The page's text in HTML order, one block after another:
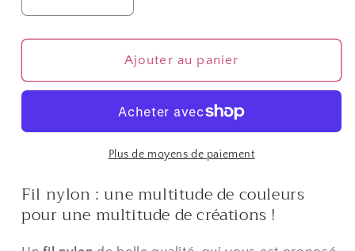
la
quantité
Fil
mm
shamballa
écheveau
la
quantité
de
Fil
1
mm
pour
shamballa
écheveau
Ajouter au panier
Plus de moyens de paiement
Fil nylon : une multitude de couleurs
pour une multitude de créations !